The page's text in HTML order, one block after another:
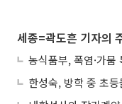
세종=곽도흔 기자의